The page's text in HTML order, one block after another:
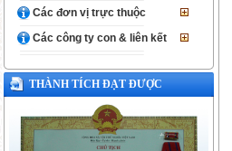
Các đơn vị trực thuộc
Các công ty con & liên kết
THÀNH TÍCH ĐẠT ĐƯỢC